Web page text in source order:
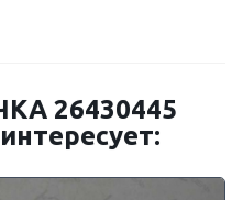
26430445